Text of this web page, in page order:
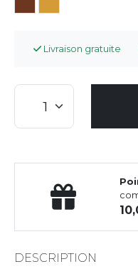
Livraison gratuite
DESCRIPTION